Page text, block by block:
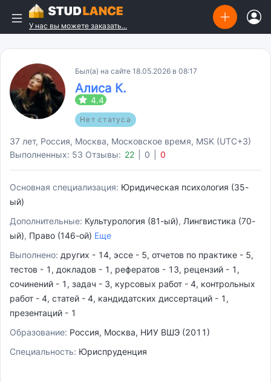
У нас вы можете заказать...
Был(а) на сайте 18.05.2026 в 08:17
Алиса К.
4.4
Нет статуса
37 лет, Россия, Москва, Московское время, MSK (UTC+3)
Выполненных: 53 Отзывы: 22 0 0
Основная специализация: Юридическая психология (35-
ый)
Дополнительные: Культурология (81-ый), Лингвистика (70-
ый), Право (146-ой) Еще
Выполнено: других - 14, эссе - 5, отчетов по практике - 5,
тестов - 1, докладов - 1, рефератов - 13, рецензий - 1,
сочинений - 1, задач - 3, курсовых работ - 4, контрольных
работ - 4, статей - 4, кандидатских диссертаций - 1,
презентаций - 1
Образование: Россия, Москва, НИУ ВШЭ (2011)
Специальность: Юриспруденция